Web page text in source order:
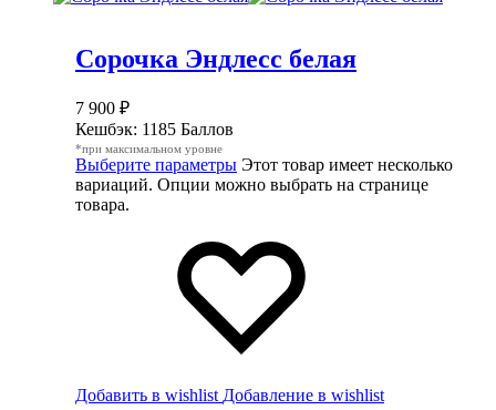
Сорочка Эндлесс белая
7 900 ₽
Кешбэк: 1185 Баллов
*при максимальном уровне
Выберите параметры Этот товар имеет несколько
вариаций. Опции можно выбрать на странице
товара.
Добавить в wishlist Добавление в wishlist